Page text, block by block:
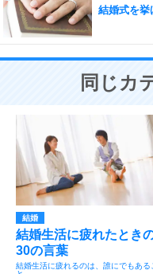
結婚式を挙
同じカ
結婚
結婚生活に疲れたとき
30の言葉
結婚生活に疲れるのは、誰にでもある